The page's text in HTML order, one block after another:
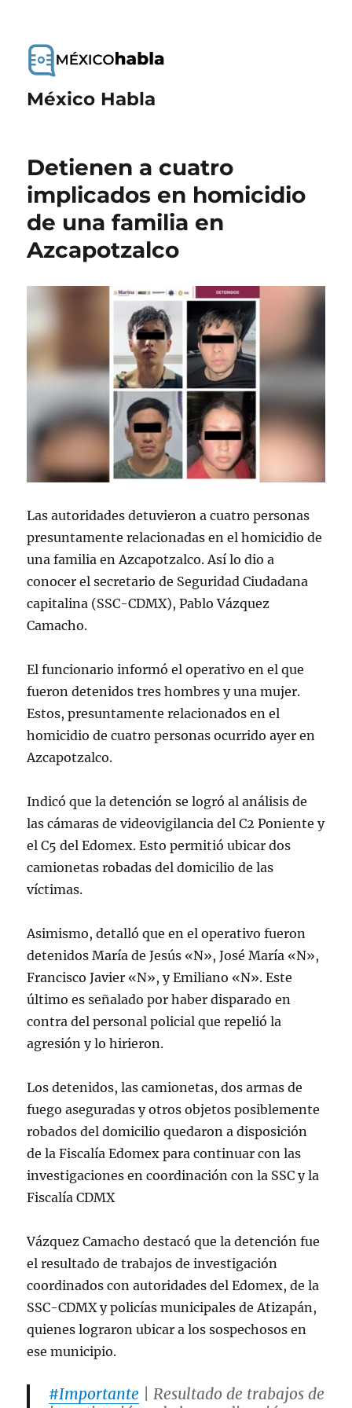
México Habla
Detienen a cuatro
implicados en homicidio
de una familia en
Azcapotzalco
Las autoridades detuvieron a cuatro personas
presuntamente relacionadas en el homicidio de
una familia en Azcapotzalco. Así lo dio a
conocer el secretario de Seguridad Ciudadana
capitalina (SSC-CDMX), Pablo Vázquez
Camacho.
El funcionario informó el operativo en el que
fueron detenidos tres hombres y una mujer.
Estos, presuntamente relacionados en el
homicidio de cuatro personas ocurrido ayer en
Azcapotzalco.
Indicó que la detención se logró al análisis de
las cámaras de videovigilancia del C2 Poniente y
el C5 del Edomex. Esto permitió ubicar dos
camionetas robadas del domicilio de las
víctimas.
Asimismo, detalló que en el operativo fueron
detenidos María de Jesús «N», José María «N»,
Francisco Javier «N», y Emiliano «N». Este
último es señalado por haber disparado en
contra del personal policial que repelió la
agresión y lo hirieron.
Los detenidos, las camionetas, dos armas de
fuego aseguradas y otros objetos posiblemente
robados del domicilio quedaron a disposición
de la Fiscalía Edomex para continuar con las
investigaciones en coordinación con la SSC y la
Fiscalía CDMX
Vázquez Camacho destacó que la detención fue
el resultado de trabajos de investigación
coordinados con autoridades del Edomex, de la
SSC-CDMX y policías municipales de Atizapán,
quienes lograron ubicar a los sospechosos en
ese municipio.
#Importante | Resultado de trabajos de